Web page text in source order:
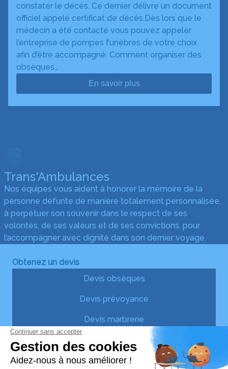
constater le décès. Ce dernier délivre un document
officiel appelé certificat de décès.Dès lors que le
médecin a été contacté vous pouvez appeler
l’entreprise de pompes funèbres de votre choix
afin d’être accompagné. Comment organiser des
obsèques…
En savoir plus
Trans'Ambulances
Nos équipes vous aident à honorer la mémoire de la
personne défunte de manière totalement personnalisée,
à perpétuer son souvenir dans le respect de ses
volontés, de ses valeurs et de ses convictions, pour
l’accompagner avec dignité dans son dernier voyage.
Obtenez un devis
Devis obsèques
Devis prévoyance
Devis marbrerie
Notre agence
Trans'Ambulances